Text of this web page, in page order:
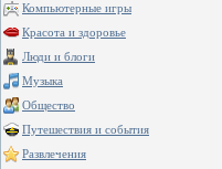
Компьютерные игры
Красота и здоровье
Люди и блоги
Музыка
Общество
Путешествия и события
Развлечения